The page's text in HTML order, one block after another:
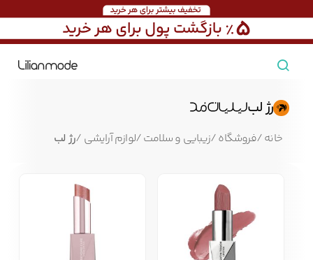
بارانی مردانه
رژ لب
خانه/فروشگاه/زیبایی و سلامت/لوازم آرایشی /رژ لب